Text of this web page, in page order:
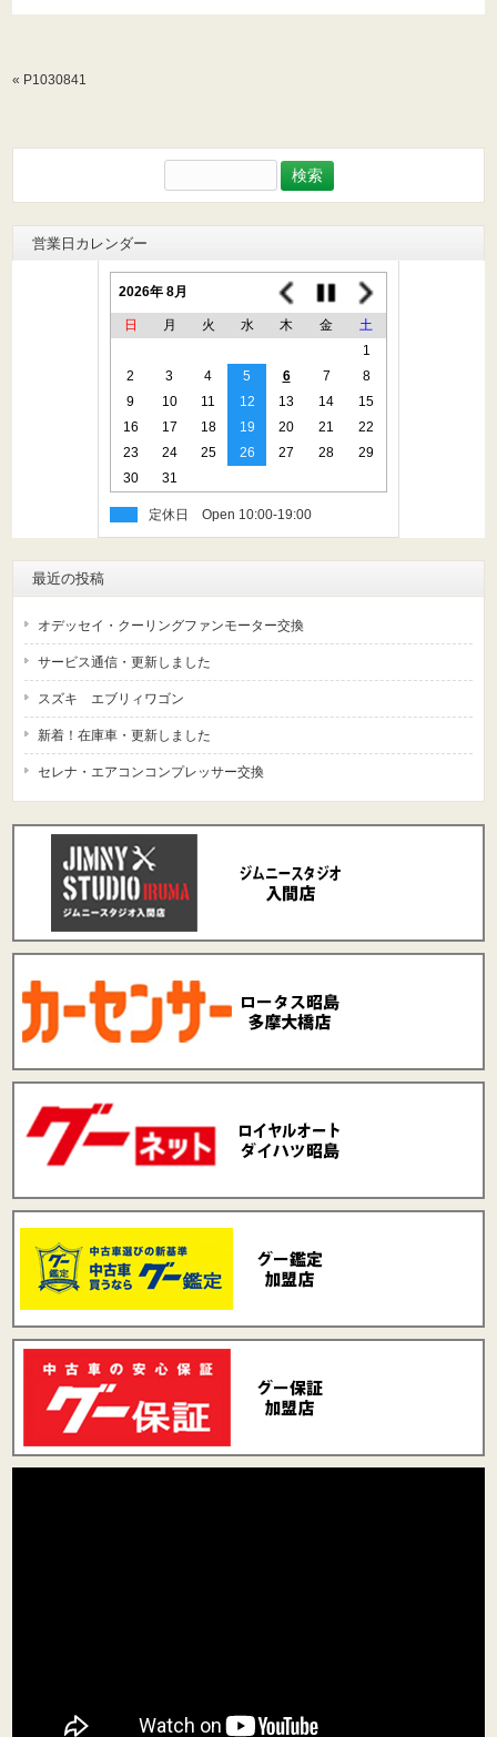
« P1030841
索:
営業日カレンダー
2026年 8月
日 月 火 水 木 金
土
1
2
3 4 5 6 7
8
9
10 11 12 13 14
15
16
17 18 19 20 21
22
23
24 25 26 27 28
29
30
31
定休日
最近の投稿
オデッセイ・クーリングファンモーター交換
サービス通信・更新しました
スズキ エブリィワゴン
新着！在庫車・更新しました
セレナ・エアコンコンプレッサー交換